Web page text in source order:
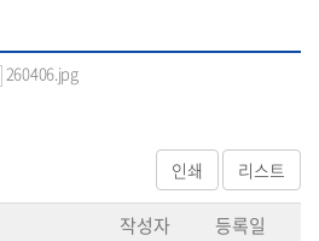
260406.jpg
작성자 등록일